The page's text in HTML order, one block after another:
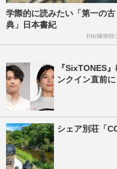
学際的に読みたい「第一の古
典」日本書紀
PR(國學院
『SixTONES
ンクイン直前
シェア別荘「